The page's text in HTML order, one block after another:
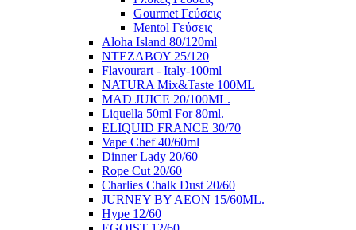
Gourmet Γεύσεις
Mentol Γεύσεις
Aloha Island 80/120ml
ΝΤΕΖΑΒΟΥ 25/120
Flavourart - Italy-100ml
NATURA Mix&Taste 100ML
MAD JUICE 20/100ML.
Liquella 50ml For 80ml.
ELIQUID FRANCE 30/70
Vape Chef 40/60ml
Dinner Lady 20/60
Rope Cut 20/60
Charlies Chalk Dust 20/60
JURNEY BY AEON 15/60ML.
Hype 12/60